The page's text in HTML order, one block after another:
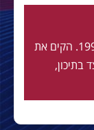
חי ונושם בלאוגרנה מאז 1991. הקים את
בתיכון,